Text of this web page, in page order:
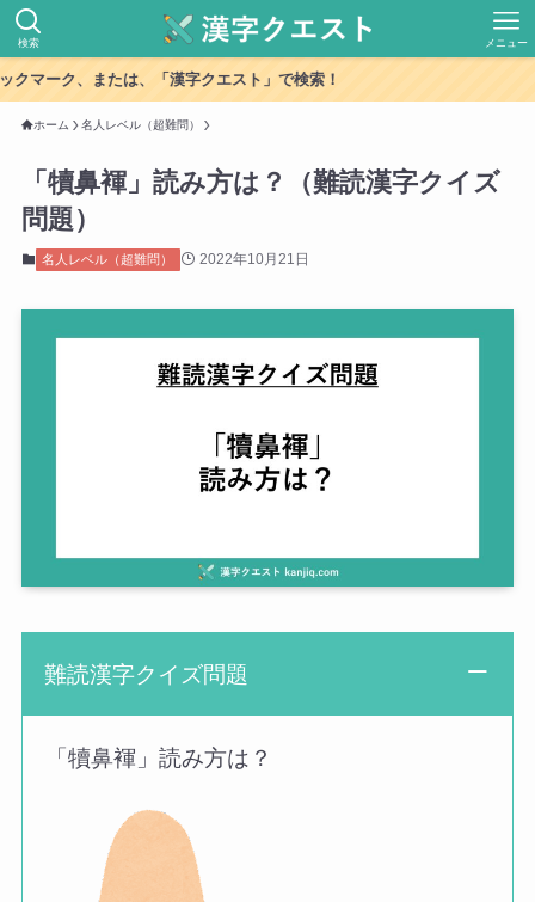
検索 メニュー
マーク、または、「漢字クエスト」で検索！
ホーム 名人レベル（超難問）
「犢鼻褌」読み方は？（難読漢字クイズ
問題）
名人レベル（超難問） 2022年10月21日
難読漢字クイズ問題
「犢鼻褌」読み方は？